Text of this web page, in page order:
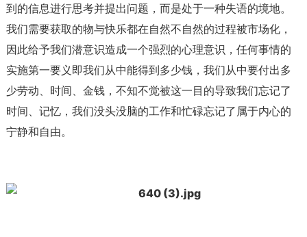
到的信息进行思考并提出问题，而是处于一种失语的境地。
我们需要获取的物与快乐都在自然不自然的过程被市场化，
因此给予我们潜意识造成一个强烈的心理意识，任何事情的
实施第一要义即我们从中能得到多少钱，我们从中要付出多
少劳动、时间、金钱，不知不觉被这一目的导致我们忘记了
时间、记忆，我们没头没脑的工作和忙碌忘记了属于内心的
宁静和自由。